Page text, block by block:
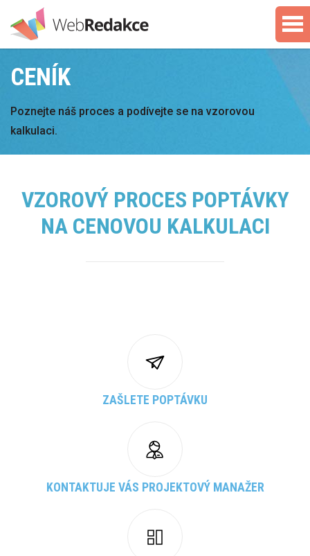
CENÍK
Poznejte náš proces a podívejte se na vzorovou
kalkulaci.
VZOROVÝ PROCES POPTÁVKY
NA CENOVOU KALKULACI
ZAŠLETE POPTÁVKU
KONTAKTUJE VÁS PROJEKTOVÝ MANAŽER